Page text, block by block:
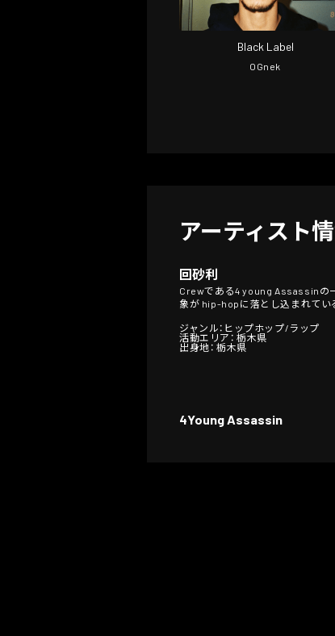
Black Label
OGnek
アーティスト
回砂利
Crewである4 young Assassinの
象が hip-hopに落とし込まれてい
ジャンル：ヒップホップ/ラップ
活動エリア： 栃木県
出身地： 栃木県
4Young Assassin